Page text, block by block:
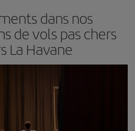
dans nos
de vols pas chers
La Havane